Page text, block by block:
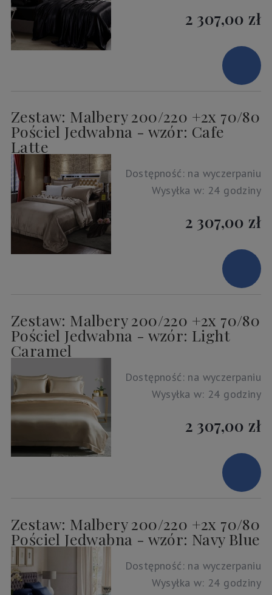
2 307,00 zł
Zestaw: Malbery 200/220 +2x 70/80
Pościel Jedwabna - wzór: Cafe
Latte
Dostępność: na wyczerpaniu
Wysyłka w: 24 godziny
2 307,00 zł
Zestaw: Malbery 200/220 +2x 70/80
Pościel Jedwabna - wzór: Light
Caramel
Dostępność: na wyczerpaniu
Wysyłka w: 24 godziny
2 307,00 zł
Zestaw: Malbery 200/220 +2x 70/80
Pościel Jedwabna - wzór: Navy Blue
Dostępność: na wyczerpaniu
Wysyłka w: 24 godziny